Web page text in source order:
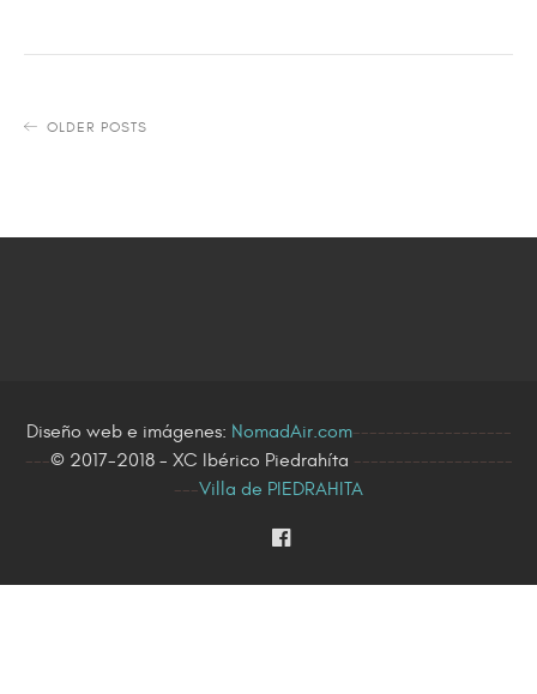
OLDER POSTS
Diseño web e imágenes: NomadAir.com-------------------
---© 2017-2018 - XC Ibérico Piedrahíta -------------------
---Villa de PIEDRAHITA